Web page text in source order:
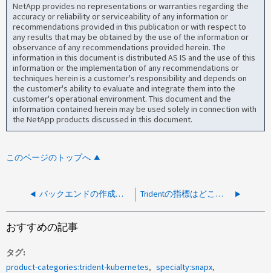
NetApp provides no representations or warranties regarding the
accuracy or reliability or serviceability of any information or
recommendations provided in this publication or with respect to
any results that may be obtained by the use of the information or
observance of any recommendations provided herein. The
information in this document is distributed AS IS and the use of this
information or the implementation of any recommendations or
techniques herein is a customer's responsibility and depends on
the customer's ability to evaluate and integrate them into the
customer's operational environment. This document and the
information contained herein may be used solely in connection with
the NetApp products discussed in this document.
このページのトップへ
バックエンドの作成時に、バックエンドの作成に失敗したという警告が表示されます Tridentの指標はどこで定義できますか？
おすすめの記事
タグ
product-categories:trident-kubernetes
specialty:snapx